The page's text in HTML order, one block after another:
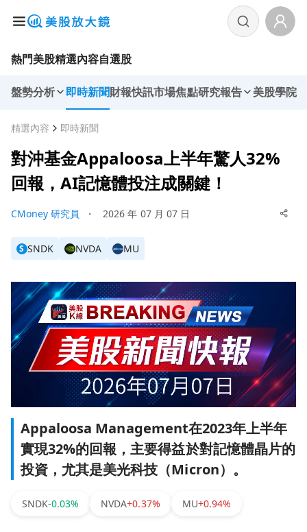
熱門美股精選內容自選股
盤勢分析 即時新聞財報快訊市場焦點研究報告 美股學院
精選內容 即時新聞
對沖基金Appaloosa上半年驚人32%
回報，AI記憶體投注成關鍵！
CMoney 研究員 ・ 2026 年 07 月 07 日
S SNDK NVDA MU
Appaloosa Management在2023年上半年
實現32%的回報，主要得益於對記憶體晶片的
投資，尤其是美光科技（Micron）。
SNDK-0.03% NVDA+0.37% MU+0.94%